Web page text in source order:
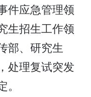
件应急管理领
生招生工作领
部、研究生
处理复试突发